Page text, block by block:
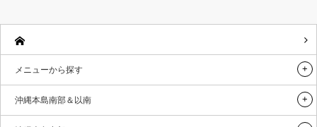
メニューから探す
沖縄本島南部＆以南